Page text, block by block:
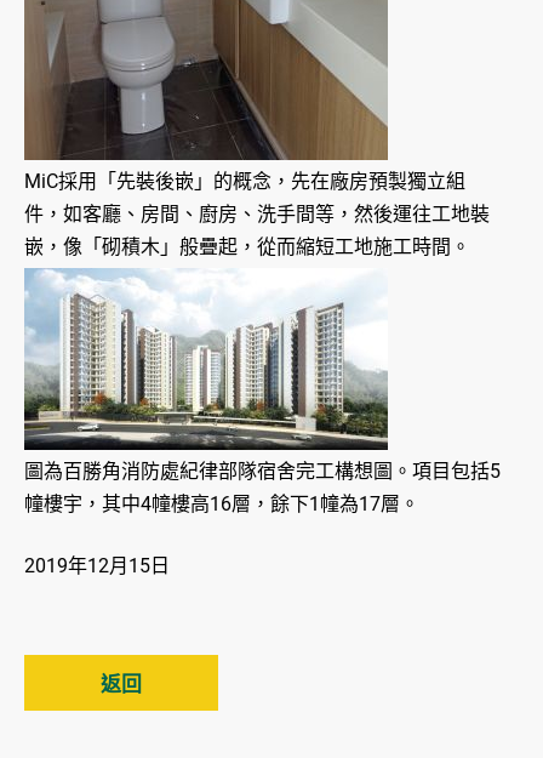
MiC採用「先裝後嵌」的概念，先在廠房預製獨立組
件，如客廳、房間、廚房、洗手間等，然後運往工地裝
嵌，像「砌積木」般疊起，從而縮短工地施工時間。
圖為百勝角消防處紀律部隊宿舍完工構想圖。項目包括5
幢樓宇，其中4幢樓高16層，餘下1幢為17層。
2019年12月15日
返回